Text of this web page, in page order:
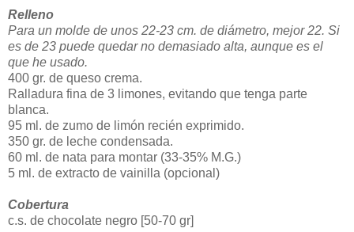
Relleno
Para un molde de unos 22-23 cm. de diámetro, mejor 22. Si
es de 23 puede quedar no demasiado alta, aunque es el
que he usado.
400 gr. de queso crema.
Ralladura fina de 3 limones, evitando que tenga parte
blanca.
95 ml. de zumo de limón recién exprimido.
350 gr. de leche condensada.
60 ml. de nata para montar (33-35% M.G.)
5 ml. de extracto de vainilla (opcional)
Cobertura
c.s. de chocolate negro [50-70 gr]